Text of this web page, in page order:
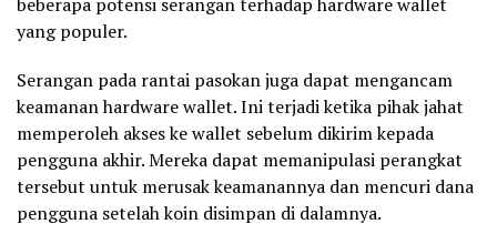
yang populer.
Serangan pada rantai pasokan juga dapat mengancam
keamanan hardware wallet. Ini terjadi ketika pihak jahat
memperoleh akses ke wallet sebelum dikirim kepada
pengguna akhir. Mereka dapat memanipulasi perangkat
tersebut untuk merusak keamanannya dan mencuri dana
pengguna setelah koin disimpan di dalamnya.